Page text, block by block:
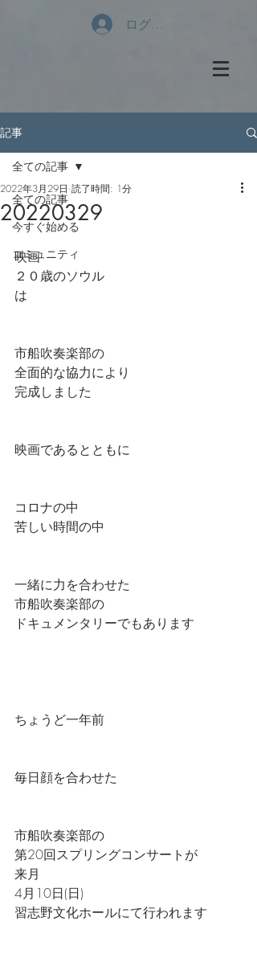
ログイン
記事
全ての記事
今すぐ始める
コミュニティ
全ての記事
20220329
2022年3月29日 読了時間: 1分
映画
２０歳のソウル
は
市船吹奏楽部の
全面的な協力により
完成しました
映画であるとともに
コロナの中
苦しい時間の中
一緒に力を合わせた
市船吹奏楽部の
ドキュメンタリーでもあります
ちょうど一年前
毎日顔を合わせた
市船吹奏楽部の
第20回スプリングコンサートが
来月
4月10日(日)
習志野文化ホールにて行われます